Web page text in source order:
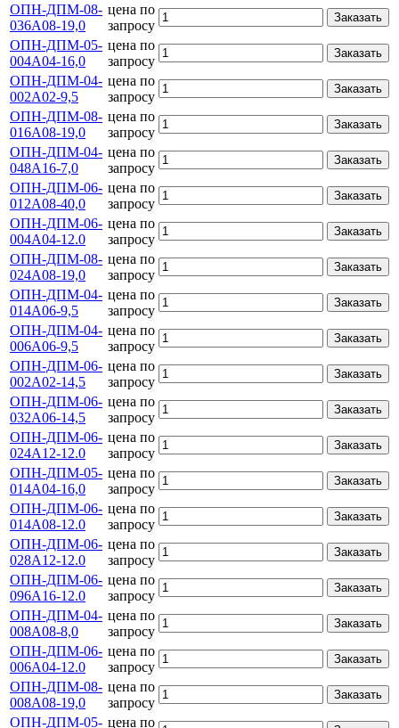
ОПН-ДПМ-08-
036А08-19,0
цена по
запросу
Заказать
ОПН-ДПМ-05-
004А04-16,0
цена по
запросу
Заказать
ОПН-ДПМ-04-
002А02-9,5
цена по
запросу
Заказать
ОПН-ДПМ-08-
016А08-19,0
цена по
запросу
Заказать
ОПН-ДПМ-04-
048А16-7,0
цена по
запросу
Заказать
ОПН-ДПМ-06-
012А08-40,0
цена по
запросу
Заказать
ОПН-ДПМ-06-
004А04-12.0
цена по
запросу
Заказать
ОПН-ДПМ-08-
024А08-19,0
цена по
запросу
Заказать
ОПН-ДПМ-04-
014А06-9,5
цена по
запросу
Заказать
ОПН-ДПМ-04-
006А06-9,5
цена по
запросу
Заказать
ОПН-ДПМ-06-
002А02-14,5
цена по
запросу
Заказать
ОПН-ДПМ-06-
032А06-14,5
цена по
запросу
Заказать
ОПН-ДПМ-06-
024А12-12.0
цена по
запросу
Заказать
ОПН-ДПМ-05-
014А04-16,0
цена по
запросу
Заказать
ОПН-ДПМ-06-
014А08-12.0
цена по
запросу
Заказать
ОПН-ДПМ-06-
028А12-12.0
цена по
запросу
Заказать
ОПН-ДПМ-06-
096А16-12.0
цена по
запросу
Заказать
ОПН-ДПМ-04-
008А08-8,0
цена по
запросу
Заказать
ОПН-ДПМ-06-
006А04-12.0
цена по
запросу
Заказать
ОПН-ДПМ-08-
008А08-19,0
цена по
запросу
Заказать
ОПН-ДПМ-05- цена по